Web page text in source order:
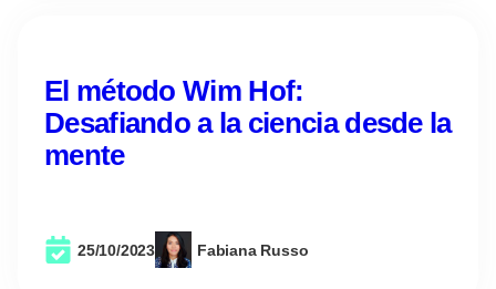
El método Wim Hof:
Desafiando a la ciencia desde la
mente
25/10/2023 Fabiana Russo